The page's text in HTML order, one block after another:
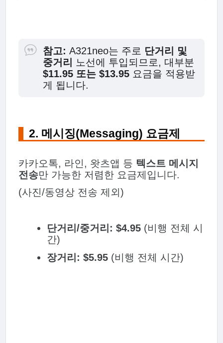
참고: A321neo는 주로 단거리 및
중거리 노선에 투입되므로, 대부분
$11.95 또는 $13.95 요금을 적용받
게 됩니다.
2. 메시징(Messaging) 요금제
카카오톡, 라인, 왓츠앱 등 텍스트 메시지
전송만 가능한 저렴한 요금제입니다.
(사진/동영상 전송 제외)
단거리/중거리: $4.95(비행 전체 시
간)
장거리: $5.95(비행 전체 시간)